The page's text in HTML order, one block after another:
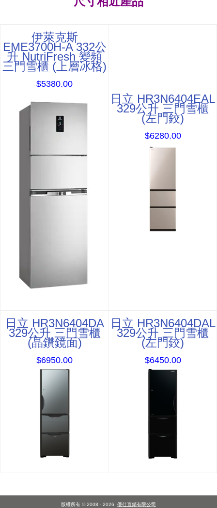
伊萊克斯
EME3700H-A 332公
升 NutriFresh 變頻
三門雪櫃 (上層冰格)
$5380.00
日立 HR3N6404EAL
329公升 三門雪櫃
(左門鉸)
$6280.00
日立 HR3N6404DA
329公升 三門雪櫃
(晶鑽鏡面)
$6950.00
日立 HR3N6404DAL
329公升 三門雪櫃
(左門鉸)
$6450.00
版權所有 © 2008 - 2026. 優仕直銷有限公司